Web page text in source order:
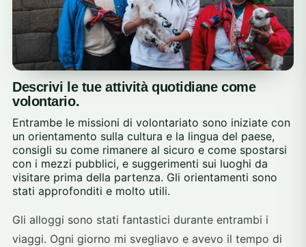
Descrivi le tue attività quotidiane come
volontario.
Entrambe le missioni di volontariato sono iniziate con
un orientamento sulla cultura e la lingua del paese,
consigli su come rimanere al sicuro e come spostarsi
con i mezzi pubblici, e suggerimenti sui luoghi da
visitare prima della partenza. Gli orientamenti sono
stati approfonditi e molto utili.
Gli alloggi sono stati fantastici durante entrambi i
viaggi. Ogni giorno mi svegliavo e avevo il tempo di